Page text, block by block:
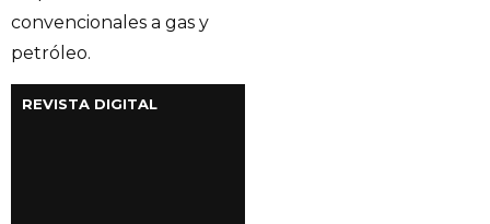
convencionales a gas y
petróleo.
REVISTA DIGITAL